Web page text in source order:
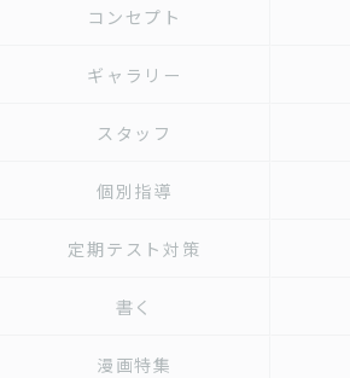
コンセプト
ギャラリー
スタッフ
個別指導
定期テスト対策
書く
漫画特集